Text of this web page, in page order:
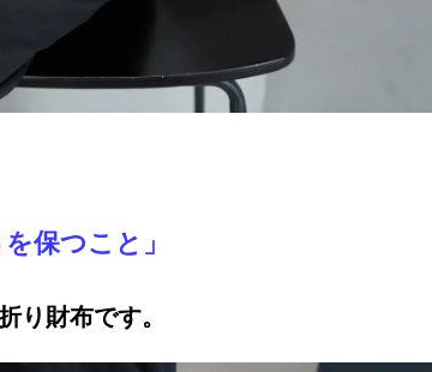
保つこと 」
り財布です。